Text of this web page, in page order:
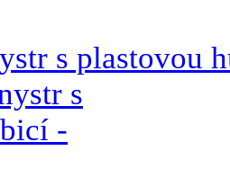
s plastovou